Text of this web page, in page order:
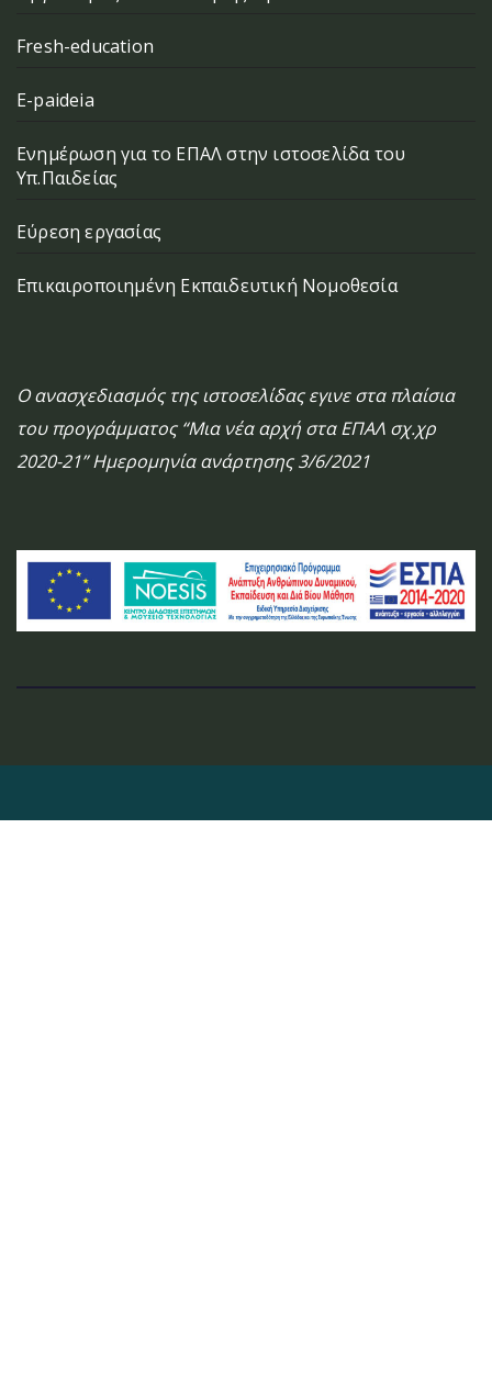
Fresh-education
E-paideia
Ενημέρωση για το ΕΠΑΛ στην ιστοσελίδα του
Υπ.Παιδείας
Εύρεση εργασίας
Επικαιροποιημένη Εκπαιδευτική Νομοθεσία
Ο ανασχεδιασμός της ιστοσελίδας εγινε στα πλαίσια
του προγράμματος “Μια νέα αρχή στα ΕΠΑΛ σχ.χρ
2020-21” Ημερομηνία ανάρτησης 3/6/2021